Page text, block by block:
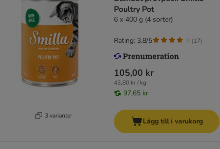
3 varianter
Poultry Pot
6 x 400 g (4 sorter)
105,00 kr
43,80 kr / kg
97,65 kr
Rating: 3.8/5 (17)
Lägg till i varukorg